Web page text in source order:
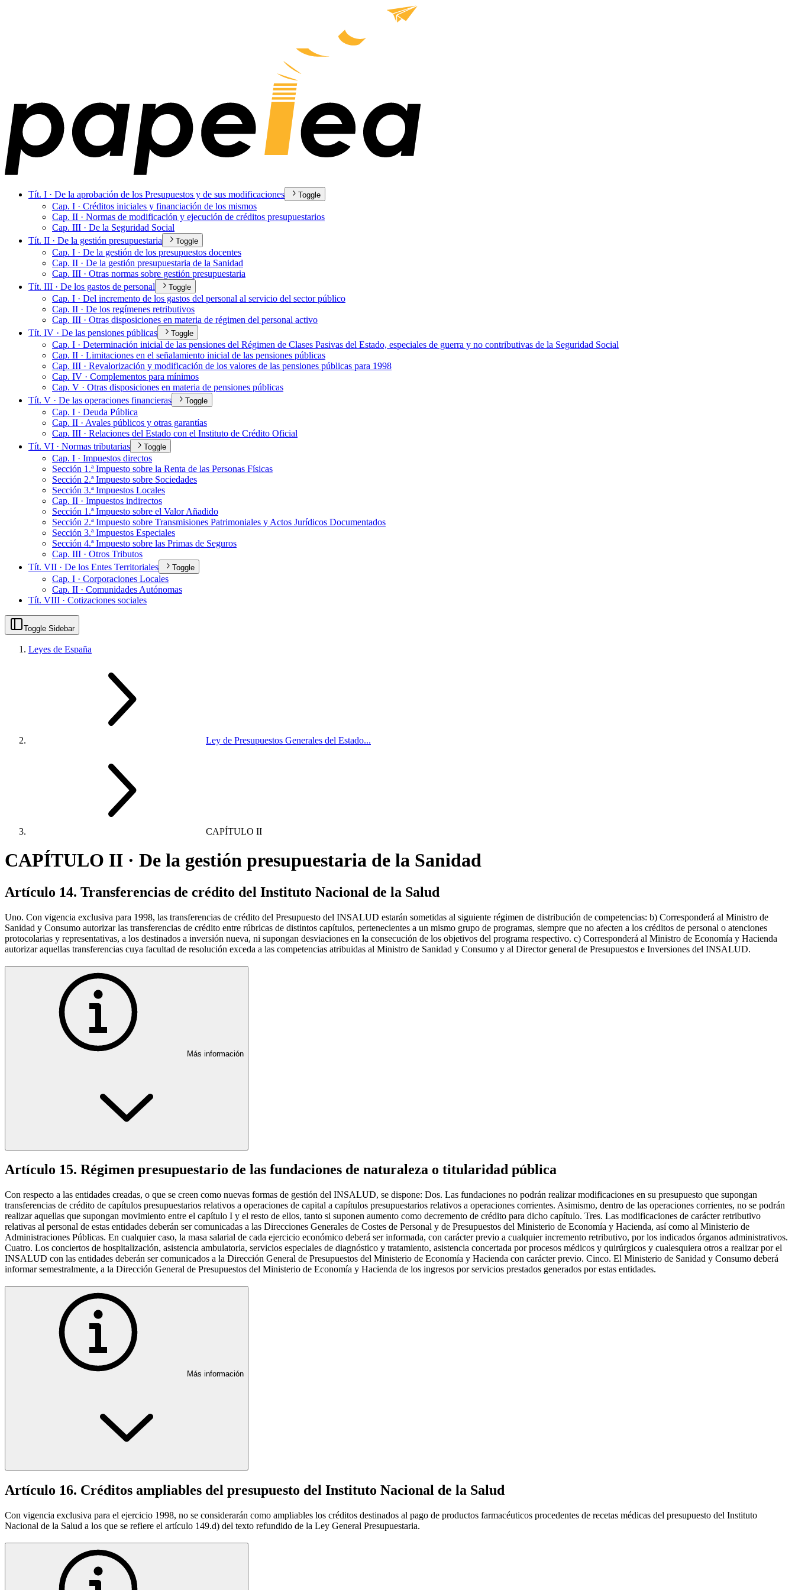
Tít. I · De la aprobación de los Presupuestos y de sus modificaciones Toggle
Cap. I · Créditos iniciales y financiación de los mismos
Cap. II · Normas de modificación y ejecución de créditos presupuestarios
Cap. III · De la Seguridad Social
Tít. II · De la gestión presupuestaria
Toggle
Cap. I · De la gestión de los presupuestos docentes
Cap. II · De la gestión presupuestaria de la Sanidad
Cap. III · Otras normas sobre gestión presupuestaria
Tít. III · De los gastos de personal
Toggle
Cap. I · Del incremento de los gastos del personal al servicio del sector público
Cap. II · De los regímenes retributivos
Cap. III · Otras disposiciones en materia de régimen del personal activo
Tít. IV · De las pensiones públicas
Toggle
Cap. I · Determinación inicial de las pensiones del Régimen de Clases Pasivas del Estado, especiales de guerra y no contributivas de la Seguridad Social
Cap. II · Limitaciones en el señalamiento inicial de las pensiones públicas
Cap. III · Revalorización y modificación de los valores de las pensiones públicas para 1998
Cap. IV · Complementos para mínimos
Cap. V · Otras disposiciones en materia de pensiones públicas
Tít. V · De las operaciones financieras
Toggle
Cap. I · Deuda Pública
Cap. II · Avales públicos y otras garantías
Cap. III · Relaciones del Estado con el Instituto de Crédito Oficial
Tít. VI · Normas tributarias
Toggle
Cap. I · Impuestos directos
Sección 1.ª Impuesto sobre la Renta de las Personas Físicas
Sección 2.ª Impuesto sobre Sociedades
Sección 3.ª Impuestos Locales
Cap. II · Impuestos indirectos
Sección 1.ª Impuesto sobre el Valor Añadido
Sección 2.ª Impuesto sobre Transmisiones Patrimoniales y Actos Jurídicos Documentados
Sección 3.ª Impuestos Especiales
Sección 4.ª Impuesto sobre las Primas de Seguros
Cap. III · Otros Tributos
Tít. VII · De los Entes Territoriales
Toggle
Cap. I · Corporaciones Locales
Cap. II · Comunidades Autónomas
Tít. VIII · Cotizaciones sociales
Toggle Sidebar
Leyes de España
Ley de Presupuestos Generales del Estado...
CAPÍTULO II
CAPÍTULO II · De la gestión presupuestaria de la Sanidad
Artículo 14. Transferencias de crédito del Instituto Nacional de la Salud
Uno. Con vigencia exclusiva para 1998, las transferencias de crédito del Presupuesto del INSALUD estarán sometidas al siguiente régimen de distribución de competencias: b) Corresponderá al Ministro de
Sanidad y Consumo autorizar las transferencias de crédito entre rúbricas de distintos capítulos, pertenecientes a un mismo grupo de programas, siempre que no afecten a los créditos de personal o atenciones
protocolarias y representativas, a los destinados a inversión nueva, ni supongan desviaciones en la consecución de los objetivos del programa respectivo. c) Corresponderá al Ministro de Economía y Hacienda
autorizar aquellas transferencias cuya facultad de resolución exceda a las competencias atribuidas al Ministro de Sanidad y Consumo y al Director general de Presupuestos e Inversiones del INSALUD.
Más información
Artículo 15. Régimen presupuestario de las fundaciones de naturaleza o titularidad pública
Con respecto a las entidades creadas, o que se creen como nuevas formas de gestión del INSALUD, se dispone: Dos. Las fundaciones no podrán realizar modificaciones en su presupuesto que supongan
transferencias de crédito de capítulos presupuestarios relativos a operaciones de capital a capítulos presupuestarios relativos a operaciones corrientes. Asimismo, dentro de las operaciones corrientes, no se podrán
realizar aquellas que supongan movimiento entre el capítulo I y el resto de ellos, tanto si suponen aumento como decremento de crédito para dicho capítulo. Tres. Las modificaciones de carácter retributivo
relativas al personal de estas entidades deberán ser comunicadas a las Direcciones Generales de Costes de Personal y de Presupuestos del Ministerio de Economía y Hacienda, así como al Ministerio de
Administraciones Públicas. En cualquier caso, la masa salarial de cada ejercicio económico deberá ser informada, con carácter previo a cualquier incremento retributivo, por los indicados órganos administrativos.
Cuatro. Los conciertos de hospitalización, asistencia ambulatoria, servicios especiales de diagnóstico y tratamiento, asistencia concertada por procesos médicos y quirúrgicos y cualesquiera otros a realizar por el
INSALUD con las entidades deberán ser comunicados a la Dirección General de Presupuestos del Ministerio de Economía y Hacienda con carácter previo. Cinco. El Ministerio de Sanidad y Consumo deberá
informar semestralmente, a la Dirección General de Presupuestos del Ministerio de Economía y Hacienda de los ingresos por servicios prestados generados por estas entidades.
Más información
Artículo 16. Créditos ampliables del presupuesto del Instituto Nacional de la Salud
Con vigencia exclusiva para el ejercicio 1998, no se considerarán como ampliables los créditos destinados al pago de productos farmacéuticos procedentes de recetas médicas del presupuesto del Instituto
Nacional de la Salud a los que se refiere el artículo 149.d) del texto refundido de la Ley General Presupuestaria.